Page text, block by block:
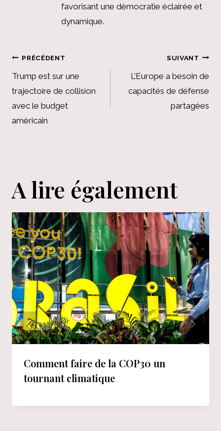
favorisant une démocratie éclairée et
dynamique.
Navigation
de
l’article
PRÉCÉDENT
Trump est sur une
trajectoire de collision
avec le budget
américain
SUIVANT
L’Europe a besoin de
capacités de défense
partagées
A lire également
Comment faire de la COP30 un
tournant climatique